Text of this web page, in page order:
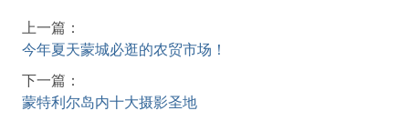
上一篇：
今年夏天蒙城必逛的农贸市场！
下一篇：
蒙特利尔岛内十大摄影圣地